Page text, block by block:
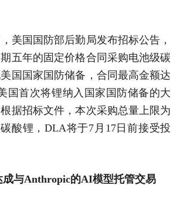
美国国防部后勤局发布招标公告，
五年的固定价格合同采购电池级碳
国国家国防储备，合同最高金额达
国首次将锂纳入国家国防储备的大
据招标文件，本次采购总量上限为
酸锂，DLA将于7月17日前接受投
成与Anthropic的AI模型托管交易